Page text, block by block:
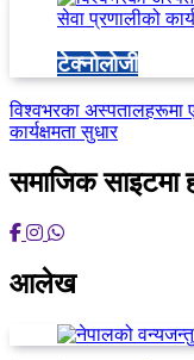
टेक्नोलोजी
विश्वभरका अस्पतालहरूमा
कार्यक्षमता सुधार
समाजिक साइटमा
आलेख